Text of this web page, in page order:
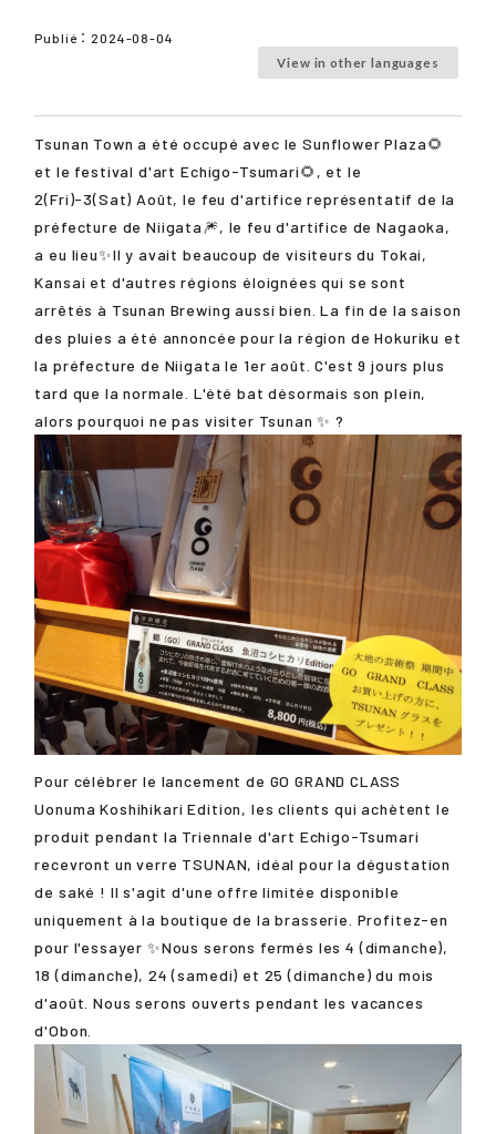
Publié： 2024-08-04
View in other languages
Tsunan Town a été occupé avec le Sunflower Plaza🌻
et le festival d'art Echigo-Tsumari🌻, et le
2(Fri)-3(Sat) Août, le feu d'artifice représentatif de la
préfecture de Niigata🎆, le feu d'artifice de Nagaoka,
a eu lieu✨Il y avait beaucoup de visiteurs du Tokai,
Kansai et d'autres régions éloignées qui se sont
arrêtés à Tsunan Brewing aussi bien. La fin de la saison
des pluies a été annoncée pour la région de Hokuriku et
la préfecture de Niigata le 1er août. C'est 9 jours plus
tard que la normale. L'été bat désormais son plein,
alors pourquoi ne pas visiter Tsunan ✨ ?
Pour célébrer le lancement de GO GRAND CLASS
Uonuma Koshihikari Edition, les clients qui achètent le
produit pendant la Triennale d'art Echigo-Tsumari
recevront un verre TSUNAN, idéal pour la dégustation
de saké ! Il s'agit d'une offre limitée disponible
uniquement à la boutique de la brasserie. Profitez-en
pour l'essayer ✨Nous serons fermés les 4 (dimanche),
18 (dimanche), 24 (samedi) et 25 (dimanche) du mois
d'août. Nous serons ouverts pendant les vacances
d'Obon.